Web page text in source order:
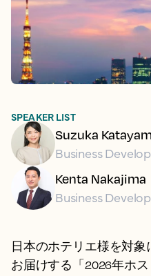
日本のホテリエ様を対
お届けする「2026年ホ
SPEAKER LIST
Suzuka
Business
Kenta
Business